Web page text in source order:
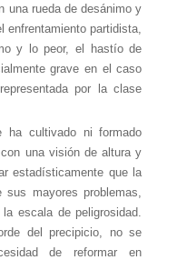
una rueda de desánimo y
enfrentamiento partidista,
y lo peor, el hastío de
grave en el caso
por la clase
cultivado ni formado
una visión de altura y
estadísticamente que la
mayores problemas,
escala de peligrosidad.
del precipicio, no se
de reformar en